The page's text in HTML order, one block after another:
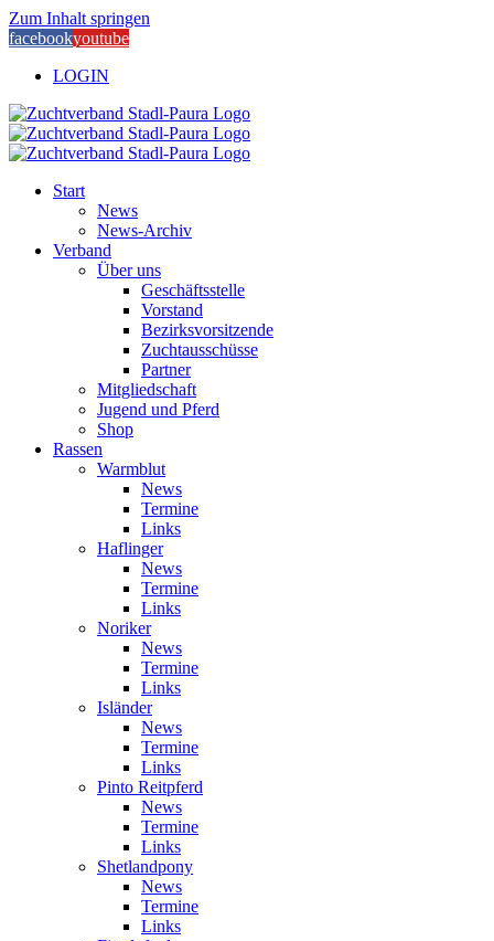
Zum Inhalt springen
facebookyoutube
LOGIN
Start
News
News-Archiv
Verband
Über uns
Geschäftsstelle
Vorstand
Bezirksvorsitzende
Zuchtausschüsse
Partner
Mitgliedschaft
Jugend und Pferd
Shop
Rassen
Warmblut
News
Termine
Links
Haflinger
News
Termine
Links
Noriker
News
Termine
Links
Isländer
News
Termine
Links
Pinto Reitpferd
News
Termine
Links
Shetlandpony
News
Termine
Links